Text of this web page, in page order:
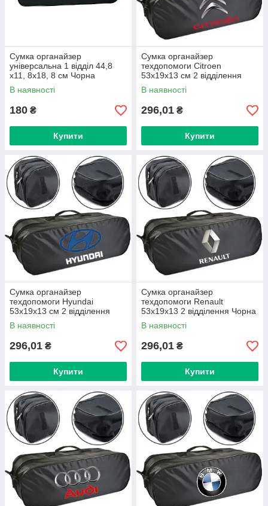
Сумка органайзер
універсальна 1 відділ 44,8
х11, 8х18, 8 см Чорна
В наявності
180 ₴
Купити
Сумка органайзер
техдопомоги Citroen
53х19х13 см 2 відділення
Чорна
В наявності
296,01 ₴
Купити
Сумка органайзер
техдопомоги Hyundai
53х19х13 см 2 відділення
Чорна
В наявності
296,01 ₴
Купити
Сумка органайзер
техдопомоги Renault
53х19х13 2 відділення Чорна
В наявності
296,01 ₴
Купити